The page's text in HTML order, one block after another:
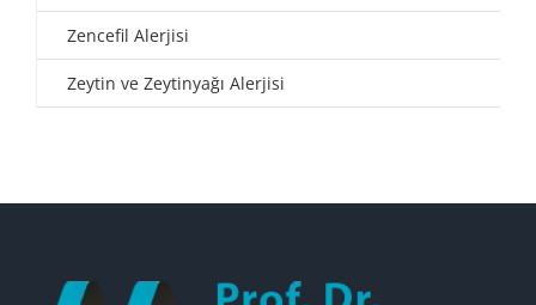
Zencefil Alerjisi
Zeytin ve Zeytinyağı Alerjisi